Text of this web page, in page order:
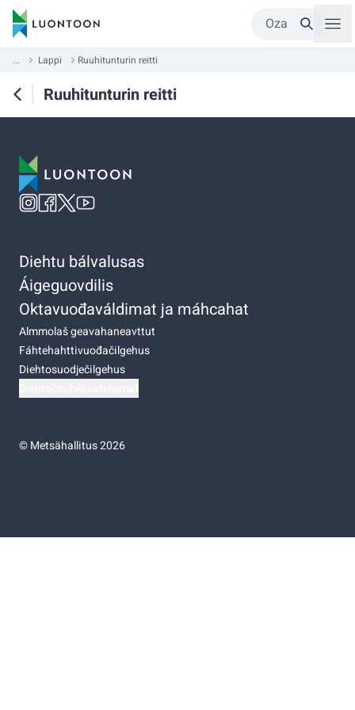
Oza
... Lappi Ruuhitunturin reitti
Ruuhitunturin reitti
Diehtu bálvalusas
Áigeguovdilis
Oktavuođaváldimat ja máhcahat
Almmolaš geavahaneavttut
Fáhtehahttivuođačilgehus
Diehtosuodječilgehus
©Metsähallitus 2026